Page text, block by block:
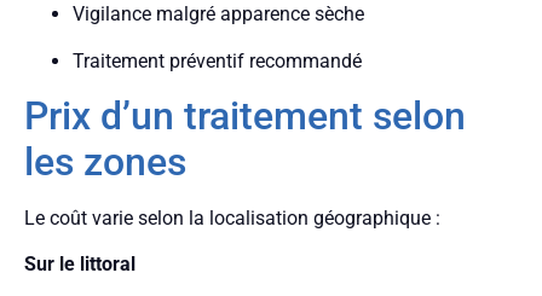
Vigilance malgré apparence sèche
Traitement préventif recommandé
Prix d’un traitement selon
les zones
Le coût varie selon la localisation géographique :
Sur le littoral